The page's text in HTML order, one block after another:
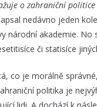
o zahraniční
nedávno jeden
národní akademie.
či statisíce
co je morálně
politika je